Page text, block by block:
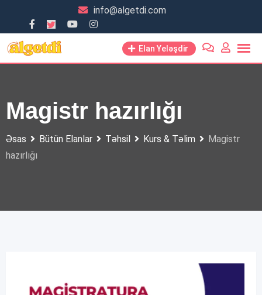
content
info@algetdi.com
Elan Yeləşdir
Magistr hazırlığı
Əsas Bütün Elanlar Təhsil Kurs & Təlim
Magistr
hazırlığı